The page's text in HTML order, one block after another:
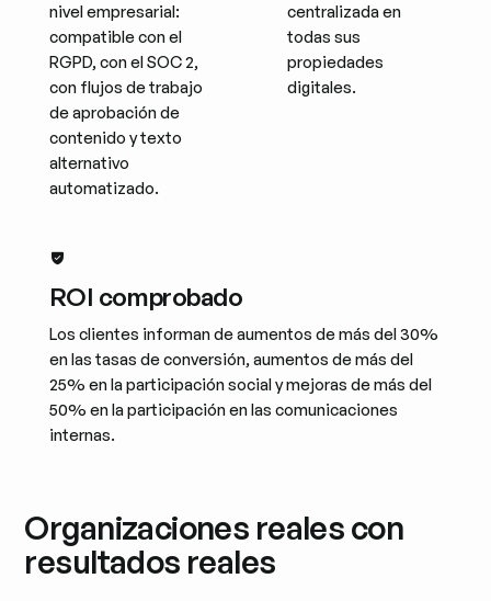
nivel empresarial:
compatible con el
RGPD, con el SOC 2,
con flujos de trabajo
de aprobación de
contenido y texto
alternativo
automatizado.
centralizada en
todas sus
propiedades
digitales.
ROI comprobado
Los clientes informan de aumentos de más del 30%
en las tasas de conversión, aumentos de más del
25% en la participación social y mejoras de más del
50% en la participación en las comunicaciones
internas.
Organizaciones reales con
resultados reales